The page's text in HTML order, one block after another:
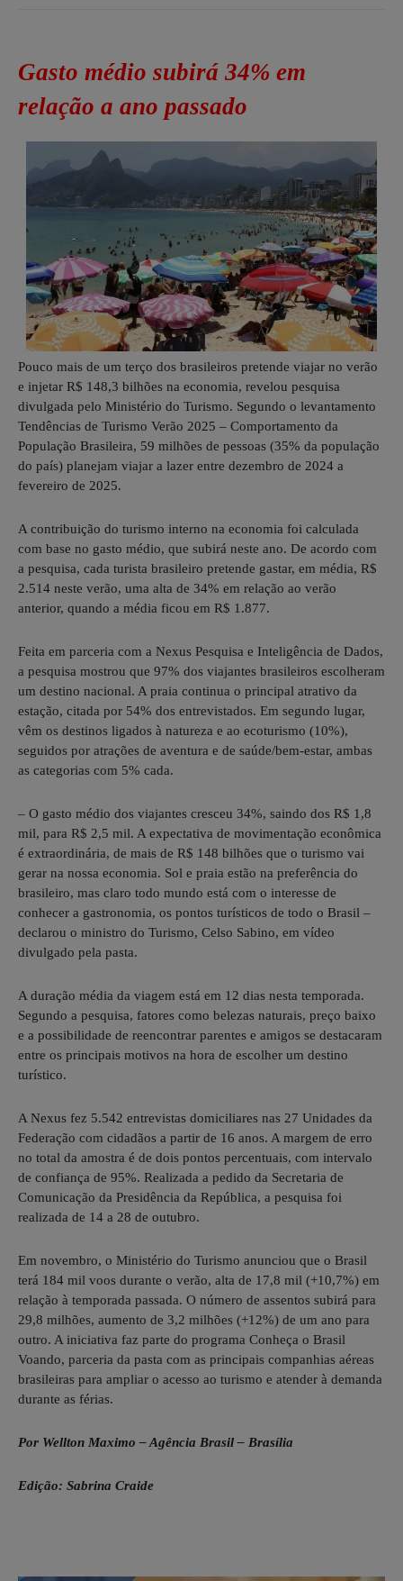
Gasto médio subirá 34% em
relação a ano passado
Pouco mais de um terço dos brasileiros pretende viajar no verão
e injetar R$ 148,3 bilhões na economia, revelou pesquisa
divulgada pelo Ministério do Turismo. Segundo o levantamento
Tendências de Turismo Verão 2025 – Comportamento da
População Brasileira, 59 milhões de pessoas (35% da população
do país) planejam viajar a lazer entre dezembro de 2024 a
fevereiro de 2025.
A contribuição do turismo interno na economia foi calculada
com base no gasto médio, que subirá neste ano. De acordo com
a pesquisa, cada turista brasileiro pretende gastar, em média, R$
2.514 neste verão, uma alta de 34% em relação ao verão
anterior, quando a média ficou em R$ 1.877.
Feita em parceria com a Nexus Pesquisa e Inteligência de Dados,
a pesquisa mostrou que 97% dos viajantes brasileiros escolheram
um destino nacional. A praia continua o principal atrativo da
estação, citada por 54% dos entrevistados. Em segundo lugar,
vêm os destinos ligados à natureza e ao ecoturismo (10%),
seguidos por atrações de aventura e de saúde/bem-estar, ambas
as categorias com 5% cada.
– O gasto médio dos viajantes cresceu 34%, saindo dos R$ 1,8
mil, para R$ 2,5 mil. A expectativa de movimentação econômica
é extraordinária, de mais de R$ 148 bilhões que o turismo vai
gerar na nossa economia. Sol e praia estão na preferência do
brasileiro, mas claro todo mundo está com o interesse de
conhecer a gastronomia, os pontos turísticos de todo o Brasil –
declarou o ministro do Turismo, Celso Sabino, em vídeo
divulgado pela pasta.
A duração média da viagem está em 12 dias nesta temporada.
Segundo a pesquisa, fatores como belezas naturais, preço baixo
e a possibilidade de reencontrar parentes e amigos se destacaram
entre os principais motivos na hora de escolher um destino
turístico.
A Nexus fez 5.542 entrevistas domiciliares nas 27 Unidades da
Federação com cidadãos a partir de 16 anos. A margem de erro
no total da amostra é de dois pontos percentuais, com intervalo
de confiança de 95%. Realizada a pedido da Secretaria de
Comunicação da Presidência da República, a pesquisa foi
realizada de 14 a 28 de outubro.
Em novembro, o Ministério do Turismo anunciou que o Brasil
terá 184 mil voos durante o verão, alta de 17,8 mil (+10,7%) em
relação à temporada passada. O número de assentos subirá para
29,8 milhões, aumento de 3,2 milhões (+12%) de um ano para
outro. A iniciativa faz parte do programa Conheça o Brasil
Voando, parceria da pasta com as principais companhias aéreas
brasileiras para ampliar o acesso ao turismo e atender à demanda
durante as férias.
Por Wellton Maximo – Agência Brasil – Brasília
Edição: Sabrina Craide